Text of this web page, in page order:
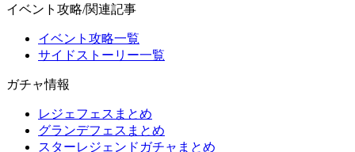
イベント攻略/関連記事
イベント攻略一覧
サイドストーリー一覧
ガチャ情報
レジェフェスまとめ
グランデフェスまとめ
スターレジェンドガチャまとめ